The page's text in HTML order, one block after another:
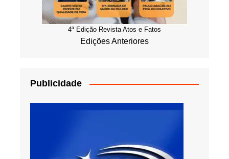
4ª Edição Revista Atos e Fatos
Edições Anteriores
Publicidade